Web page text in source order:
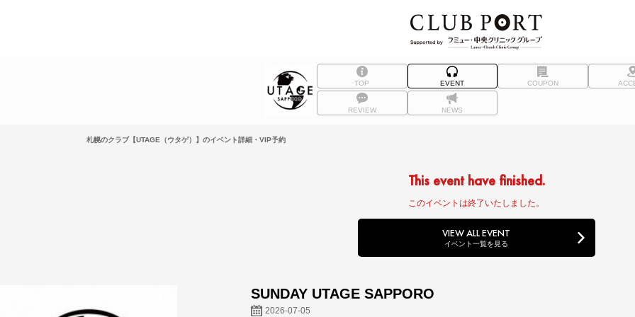
TOP EVENT COUPON
REVIEW NEWS
札幌のクラブ【UTAGE（ウタゲ）】のイベント詳細・VIP予約
This event have finished.
このイベントは終了いたしました。
VIEW ALL EVENT
イベント一覧を見る
SUNDAY UTAGE SAPPORO
2026-07-05